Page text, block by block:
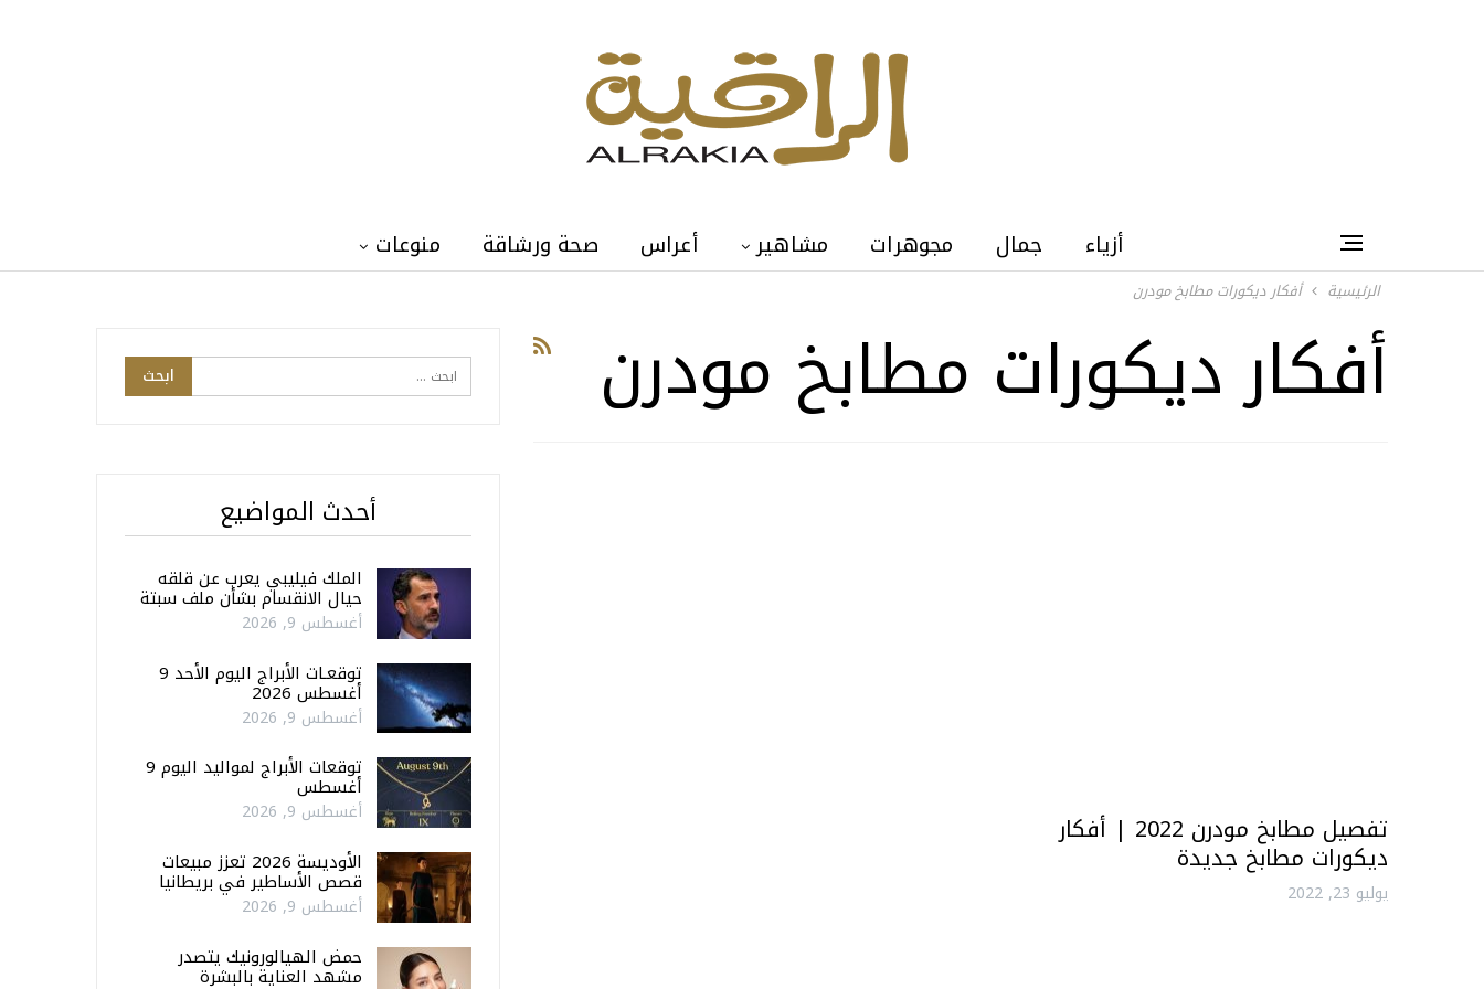
أزياء جمال مجوهرات مشاهير أعراس صحة ورشاقة منوعات
الرئيسية أفكار ديكورات مطابخ مودرن
أفكار ديكورات مطابخ مودرن
تفصيل مطابخ مودرن 2022 | أفكار
ديكورات مطابخ جديدة
يوليو 23, 2022
أحدث المواضيع
الملك فيليبي يعرب عن قلقه
حيال الانقسام بشأن ملف سبتة
أغسطس 9, 2026
توقعـات الأبراج اليوم الأحد 9
أغسطس 2026
أغسطس 9, 2026
توقعات الأبراج لمواليد اليوم 9
أغسطس
أغسطس 9, 2026
الأوديسة 2026 تعزز مبيعات
قصص الأساطير في بريطانيا
أغسطس 9, 2026
حمض الهيالورونيك يتصدر
مشهد العناية بالبشرة